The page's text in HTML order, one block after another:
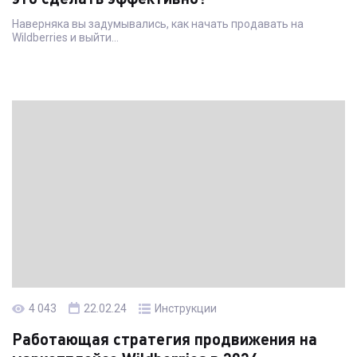
Наверняка вы задумывались, как начать продавать на
Wildberries и выйти…
Читать статью →
4 043 22.02.24 Инструкции
Работающая стратегия продвижения на